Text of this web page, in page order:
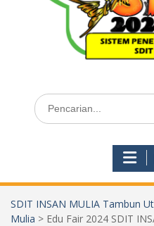
Search
for:
SDIT INSAN MULIA Tambun
Mulia > Edu Fair 2024 SDIT